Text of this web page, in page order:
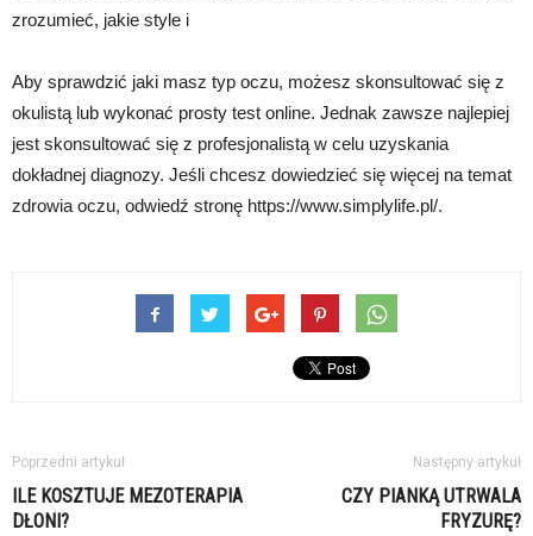
zrozumieć, jakie style i
Aby sprawdzić jaki masz typ oczu, możesz skonsultować się z
okulistą lub wykonać prosty test online. Jednak zawsze najlepiej
jest skonsultować się z profesjonalistą w celu uzyskania
dokładnej diagnozy. Jeśli chcesz dowiedzieć się więcej na temat
zdrowia oczu, odwiedź stronę https://www.simplylife.pl/.
Poprzedni artykuł
ILE KOSZTUJE MEZOTERAPIA
DŁONI?
Następny artykuł
CZY PIANKĄ UTRWALA
FRYZURĘ?